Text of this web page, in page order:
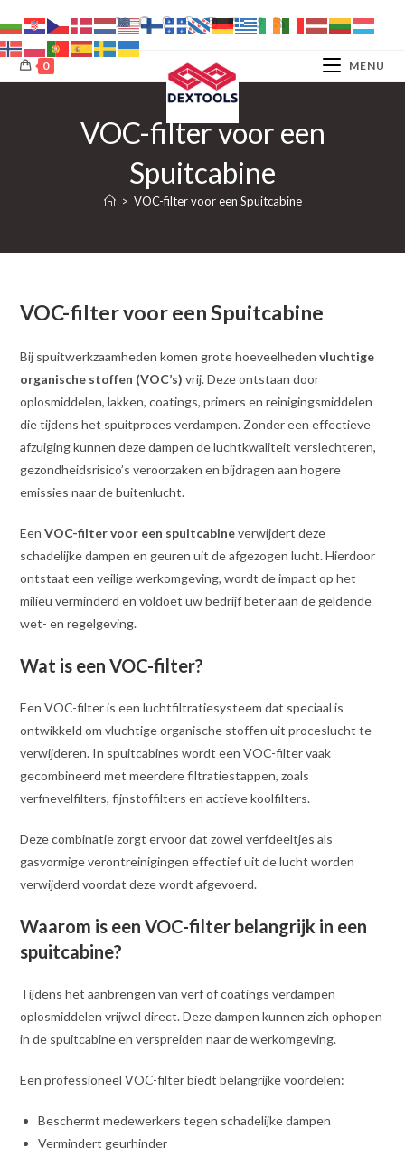
naar
inhoud
0 MENU
VOC-filter voor een
Spuitcabine
> VOC-filter voor een Spuitcabine
VOC-filter voor een Spuitcabine
Bij spuitwerkzaamheden komen grote hoeveelhedenvluchtige
organische stoffen (VOC’s) vrij. Deze ontstaan door
oplosmiddelen, lakken, coatings, primers en reinigingsmiddelen
die tijdens het spuitproces verdampen. Zonder een effectieve
afzuiging kunnen deze dampen de luchtkwaliteit verslechteren,
gezondheidsrisico’s veroorzaken en bijdragen aan hogere
emissies naar de buitenlucht.
EenVOC-filter voor een spuitcabineverwijdert deze
schadelijke dampen en geuren uit de afgezogen lucht. Hierdoor
ontstaat een veilige werkomgeving, wordt de impact op het
milieu verminderd en voldoet uw bedrijf beter aan de geldende
wet- en regelgeving.
Wat is een VOC-filter?
Een VOC-filter is een luchtfiltratiesysteem dat speciaal is
ontwikkeld om vluchtige organische stoffen uit proceslucht te
verwijderen. In spuitcabines wordt een VOC-filter vaak
gecombineerd met meerdere filtratiestappen, zoals
verfnevelfilters, fijnstoffilters en actieve koolfilters.
Deze combinatie zorgt ervoor dat zowel verfdeeltjes als
gasvormige verontreinigingen effectief uit de lucht worden
verwijderd voordat deze wordt afgevoerd.
Waarom is een VOC-filter belangrijk in een
spuitcabine?
Tijdens het aanbrengen van verf of coatings verdampen
oplosmiddelen vrijwel direct. Deze dampen kunnen zich ophopen
in de spuitcabine en verspreiden naar de werkomgeving.
Een professioneel VOC-filter biedt belangrijke voordelen:
Beschermt medewerkers tegen schadelijke dampen
Vermindert geurhinder